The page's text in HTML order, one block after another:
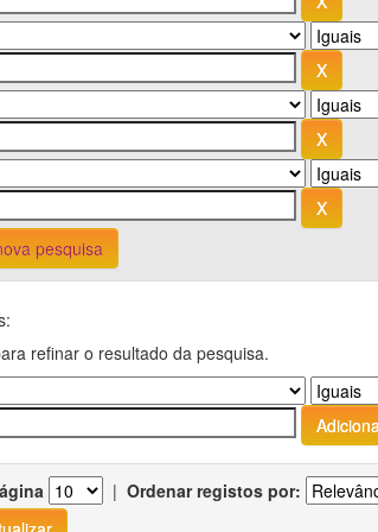
pesquisa
refinar o resultado da pesquisa.
| Ordenar registos por: